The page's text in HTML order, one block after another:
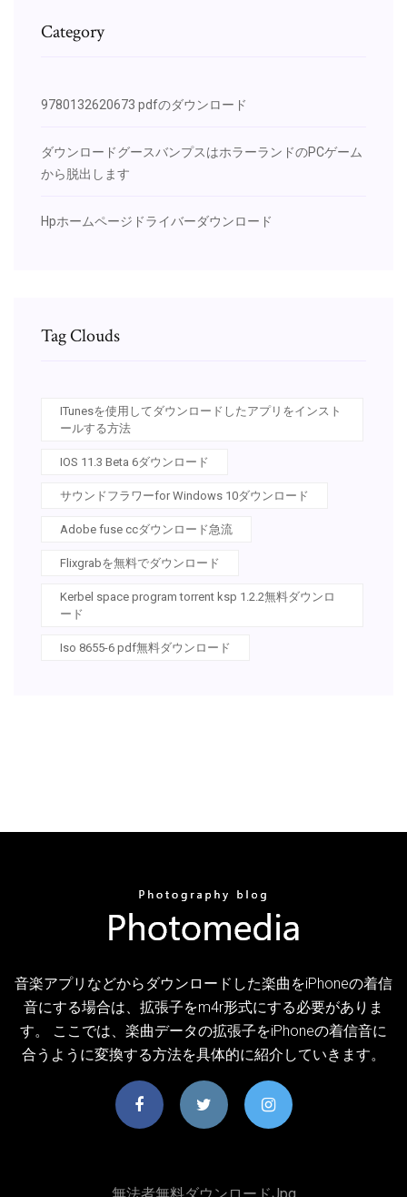
Category
9780132620673 pdfのダウンロード
ダウンロードグースバンプスはホラーランドのPCゲーム
から脱出します
Hpホームページドライバーダウンロード
Tag Clouds
ITunesを使用してダウンロードしたアプリをインスト
ールする方法
IOS 11.3 Beta 6ダウンロード
サウンドフラワーfor Windows 10ダウンロード
Adobe fuse ccダウンロード急流
Flixgrabを無料でダウンロード
Kerbel space program torrent ksp 1.2.2無料ダウンロ
ード
Iso 8655-6 pdf無料ダウンロード
音楽アプリなどからダウンロードした楽曲をiPhoneの着信
音にする場合は、拡張子をm4r形式にする必要がありま
す。 ここでは、楽曲データの拡張子をiPhoneの着信音に
合うように変換する方法を具体的に紹介していきます。